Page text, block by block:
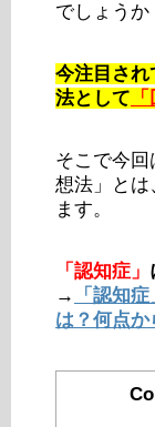
でしょうか
今注目され
法として
そこで今回
想法」とは
ます。
「認知症」
→
「認知
は？何点か